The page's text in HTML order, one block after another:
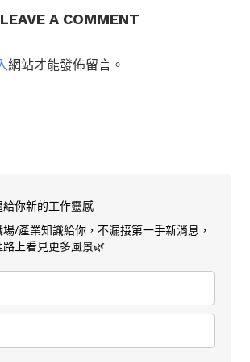
LEAVE A COMMENT
網站才能發佈留言。
你新的工作靈感
/產業知識給你，不漏接第一手新消息，
上看見更多風景🌿